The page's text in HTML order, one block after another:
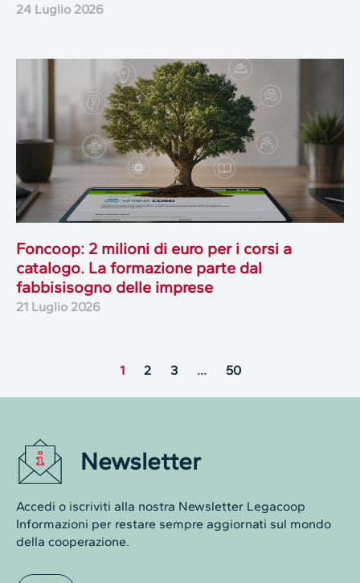
24 Luglio 2026
Foncoop: 2 milioni di euro per i corsi a
catalogo. La formazione parte dal
fabbisisogno delle imprese
21 Luglio 2026
1 2 3 … 50
Newsletter
Accedi o iscriviti alla nostra Newsletter Legacoop
Informazioni per restare sempre aggiornati sul mondo
della cooperazione.